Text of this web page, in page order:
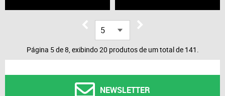
Página 5 de 8, exibindo 20 produtos de um total de 141.
NEWSLETTER